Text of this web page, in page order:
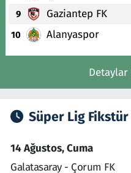
9 Gaziantep FK
10 Alanyaspor
Detaylar
Süper Lig Fikstür
14 Ağustos, Cuma
Galatasaray - Çorum FK